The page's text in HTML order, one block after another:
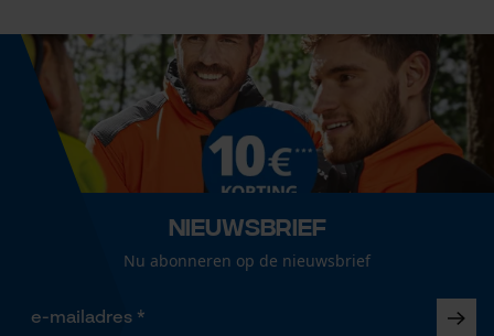
Nieuwsbrief
Nu abonneren op de nieuwsbrief